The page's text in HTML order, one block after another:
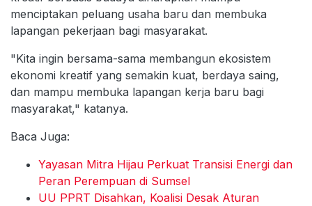
menciptakan peluang usaha baru dan membuka
lapangan pekerjaan bagi masyarakat.
"Kita ingin bersama-sama membangun ekosistem
ekonomi kreatif yang semakin kuat, berdaya saing,
dan mampu membuka lapangan kerja baru bagi
masyarakat," katanya.
Baca Juga:
Yayasan Mitra Hijau Perkuat Transisi Energi dan
Peran Perempuan di Sumsel
UU PPRT Disahkan, Koalisi Desak Aturan